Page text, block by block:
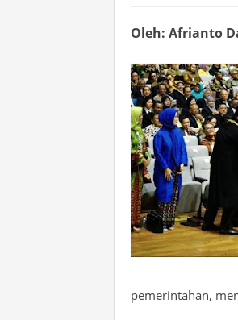
Oleh: Afrianto
pemerintahan,